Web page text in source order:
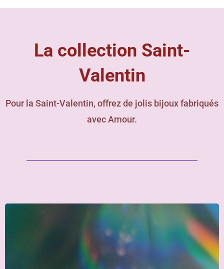
La collection Saint-
Valentin
Pour la Saint-Valentin, offrez de jolis bijoux fabriqués
avec Amour.